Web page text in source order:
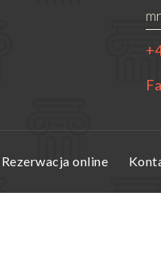
Rezerwacja online